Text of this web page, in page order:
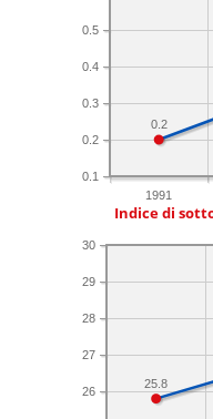
1991
0.1
0.2
0.3
0.4
0.5
0.2
Indice di
26
27
28
29
30
25.8